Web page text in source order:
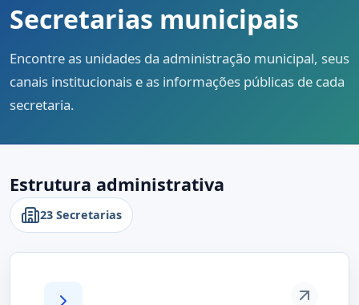
Secretarias municipais
Encontre as unidades da administração municipal, seus
canais institucionais e as informações públicas de cada
secretaria.
Estrutura administrativa
23 Secretarias